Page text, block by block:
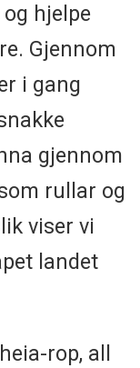
hjelpe
Gjennom
i gang
gjennom
rullar og
viser vi
landet
rop, all